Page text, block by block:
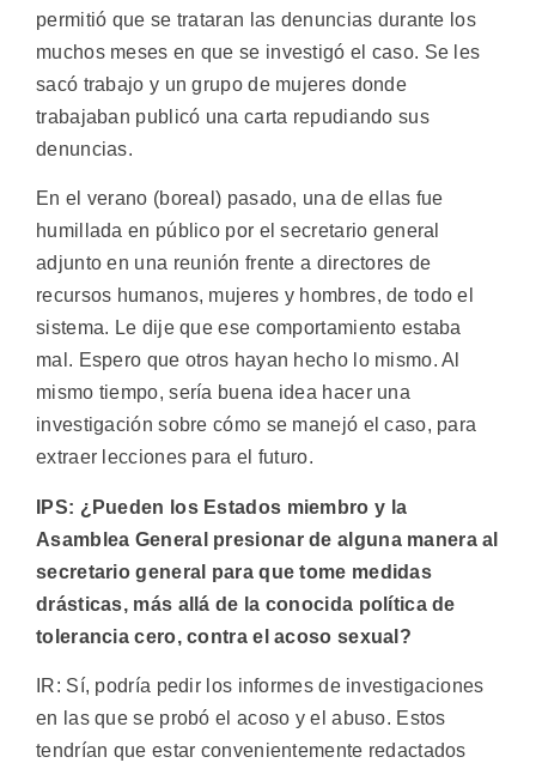
permitió que se trataran las denuncias durante los
muchos meses en que se investigó el caso. Se les
sacó trabajo y un grupo de mujeres donde
trabajaban publicó una carta repudiando sus
denuncias.
En el verano (boreal) pasado, una de ellas fue
humillada en público por el secretario general
adjunto en una reunión frente a directores de
recursos humanos, mujeres y hombres, de todo el
sistema. Le dije que ese comportamiento estaba
mal. Espero que otros hayan hecho lo mismo. Al
mismo tiempo, sería buena idea hacer una
investigación sobre cómo se manejó el caso, para
extraer lecciones para el futuro.
IPS: ¿Pueden los Estados miembro y la
Asamblea General presionar de alguna manera al
secretario general para que tome medidas
drásticas, más allá de la conocida política de
tolerancia cero, contra el acoso sexual?
IR: Sí, podría pedir los informes de investigaciones
en las que se probó el acoso y el abuso. Estos
tendrían que estar convenientemente redactados